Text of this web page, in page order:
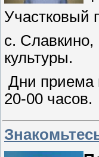
Участковый
с. Славкино,
культуры.
Дни приема
20-00 часов.